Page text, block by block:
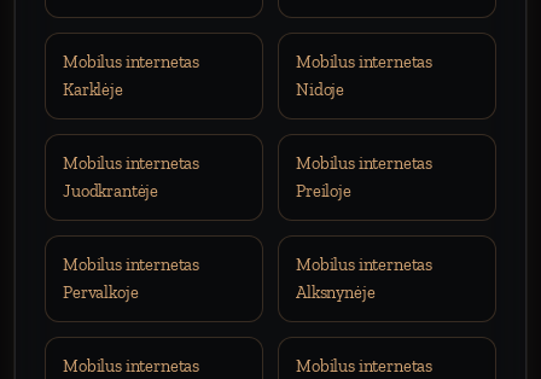
Mobilus internetas
Karklėje
Mobilus internetas
Nidoje
Mobilus internetas
Juodkrantėje
Mobilus internetas
Preiloje
Mobilus internetas
Pervalkoje
Mobilus internetas
Alksnynėje
Mobilus internetas
Mobilus internetas